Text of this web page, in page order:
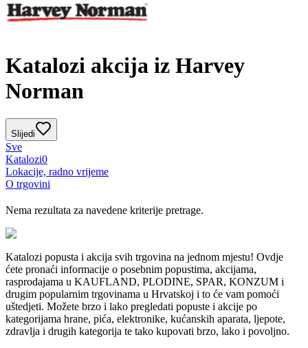
Katalozi akcija iz Harvey
Norman
Slijedi
Sve
Katalozi0
Lokacije, radno vrijeme
O trgovini
Nema rezultata za navedene kriterije pretrage.
Katalozi popusta i akcija svih trgovina na jednom mjestu! Ovdje
ćete pronaći informacije o posebnim popustima, akcijama,
rasprodajama u KAUFLAND, PLODINE, SPAR, KONZUM i
drugim popularnim trgovinama u Hrvatskoj i to će vam pomoći
uštedjeti. Možete brzo i lako pregledati popuste i akcije po
kategorijama hrane, pića, elektronike, kućanskih aparata, ljepote,
zdravlja i drugih kategorija te tako kupovati brzo, lako i povoljno.